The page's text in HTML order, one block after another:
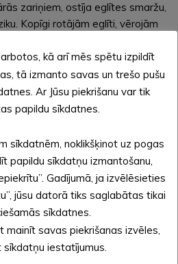
zariņiem, ostīja eglītes smaržu,
Kopīgi rotājām eglīti, vērojām
un darbojāmies ar vienkāršiem
rīta apļa laikā veica mazus
pasaciņas, mācoties pacietību,
Ziemassvētkus aicinām vecākus
kā arī mēs spētu izpildīt
tā izmanto savas un trešo pušu
Ar Jūsu piekrišanu var tik
papildu sīkdatnes.
sīkdatnēm, noklikšķinot uz pogas
papildu sīkdatņu izmantošanu,
Gadījumā, ja izvēlēsieties
jūsu datorā tiks saglabātas tikai
sīkdatnes.
mainīt savas piekrišanas izvēles,
sīkdatņu iestatījumus.